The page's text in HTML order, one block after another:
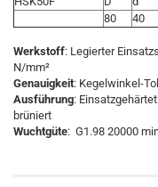
80
40
Werkstoff: Legierter
N/mm²
Genauigkeit: Kegelwinkel-
Ausführung:
brüniert
Wuchtgüte: G1.98 20000